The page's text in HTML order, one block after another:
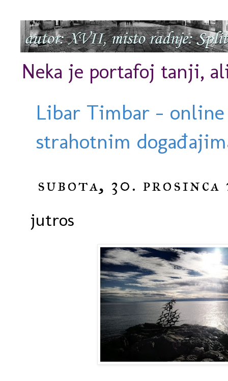
Neka je portafoj tanji,
Libar Timbar -
strahotnim
subota, 30. prosinca
jutros